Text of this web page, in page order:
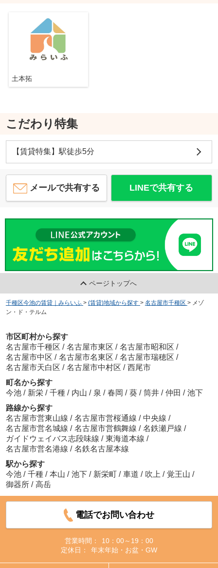
土本拓
こだわり特集
【賃貸特集】駅徒歩5分
メールで共有する LINEで共有する
ページトップへ
千種区今池の賃貸｜みらいふ > (賃貸)地域から探す > 名古屋市千種区 > メゾ
ン・ド・テルム
市区町村から探す
名古屋市千種区 / 名古屋市東区 / 名古屋市昭和区 /
名古屋市中区 / 名古屋市名東区 / 名古屋市瑞穂区 /
名古屋市天白区 / 名古屋市中村区 / 西尾市
町名から探す
今池 / 新栄 / 千種 / 内山 / 泉 / 春岡 / 葵 / 筒井 / 仲田 / 池下
路線から探す
名古屋市営東山線 / 名古屋市営桜通線 / 中央線 /
名古屋市営名城線 / 名古屋市営鶴舞線 / 名鉄瀬戸線 /
ガイドウェイバス志段味線 / 東海道本線 /
名古屋市営名港線 / 名鉄名古屋本線
駅から探す
今池 / 千種 / 本山 / 池下 / 新栄町 / 車道 / 吹上 / 覚王山 /
御器所 / 高岳
電話でお問い合わせ
営業時間：
10：00～19：00
定休日：
年末年始・お盆・GW